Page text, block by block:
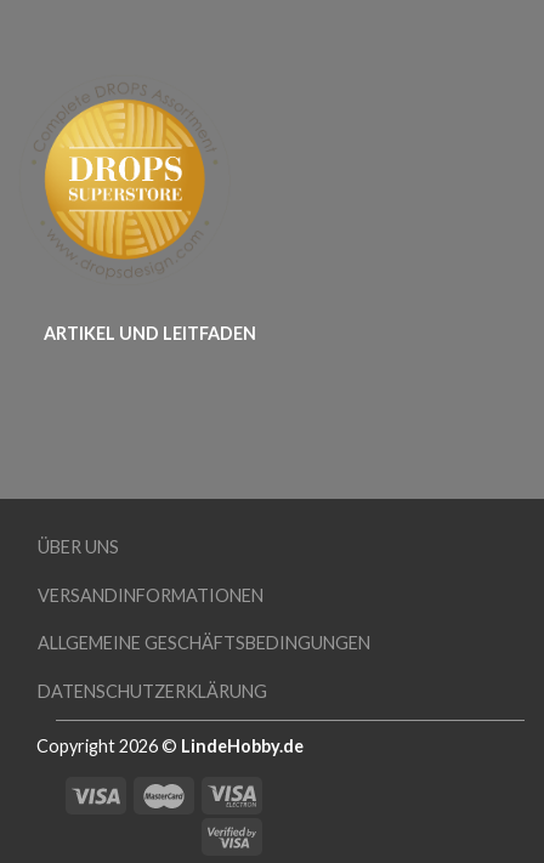
ARTIKEL UND LEITFADEN
ÜBER UNS
VERSANDINFORMATIONEN
ALLGEMEINE GESCHÄFTSBEDINGUNGEN
DATENSCHUTZERKLÄRUNG
Copyright 2026 © LindeHobby.de